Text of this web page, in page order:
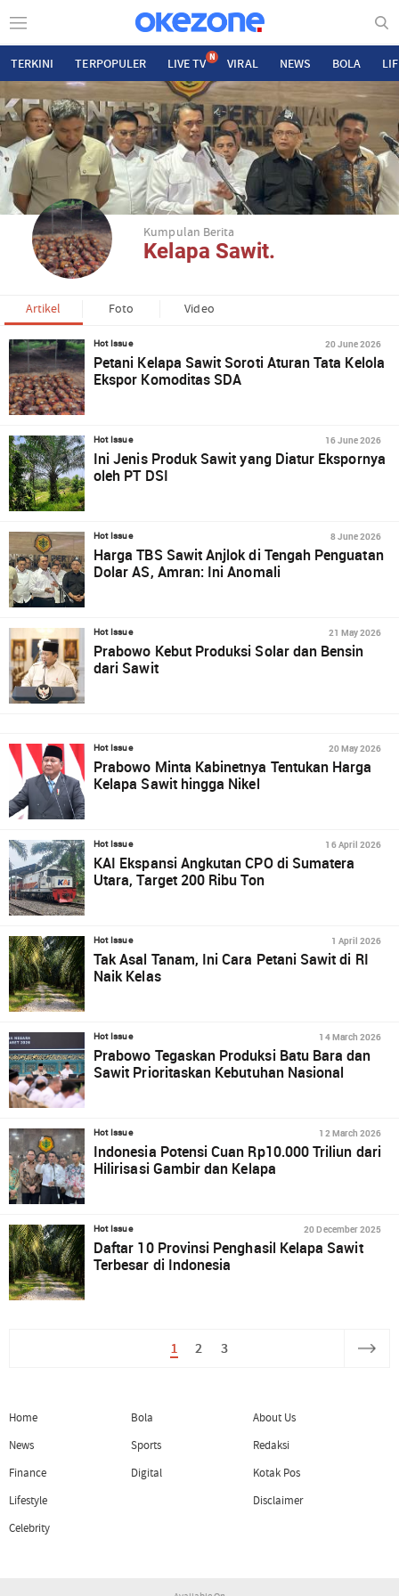
TERKINI TERPOPULER LIVE TV N VIRAL NEWS BOLA
Kumpulan Berita
Kelapa Sawit.
Artikel Foto Video
Hot Issue 20 June 2026
Petani Kelapa Sawit Soroti Aturan Tata Kelola
Ekspor Komoditas SDA
Hot Issue 16 June 2026
Ini Jenis Produk Sawit yang Diatur Ekspornya
oleh PT DSI
Hot Issue 8 June 2026
Harga TBS Sawit Anjlok di Tengah Penguatan
Dolar AS, Amran: Ini Anomali
Hot Issue 21 May 2026
Prabowo Kebut Produksi Solar dan Bensin
dari Sawit
Hot Issue 20 May 2026
Prabowo Minta Kabinetnya Tentukan Harga
Kelapa Sawit hingga Nikel
Hot Issue 16 April 2026
KAI Ekspansi Angkutan CPO di Sumatera
Utara, Target 200 Ribu Ton
Hot Issue 1 April 2026
Tak Asal Tanam, Ini Cara Petani Sawit di RI
Naik Kelas
Hot Issue 14 March 2026
Prabowo Tegaskan Produksi Batu Bara dan
Sawit Prioritaskan Kebutuhan Nasional
Hot Issue 12 March 2026
Indonesia Potensi Cuan Rp10.000 Triliun dari
Hilirisasi Gambir dan Kelapa
Hot Issue 20 December 2025
Daftar 10 Provinsi Penghasil Kelapa Sawit
Terbesar di Indonesia
1 2 3
Home
News
Finance
Lifestyle
Celebrity
Bola
Sports
Digital
About Us
Redaksi
Kotak Pos
Disclaimer